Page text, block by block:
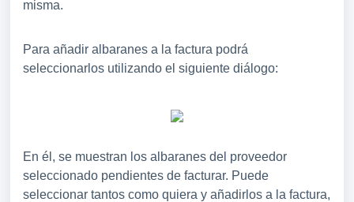
misma.
Para añadir albaranes a la factura podrá
seleccionarlos utilizando el siguiente diálogo:
En él, se muestran los albaranes del proveedor
seleccionado pendientes de facturar. Puede
seleccionar tantos como quiera y añadirlos a la factura,